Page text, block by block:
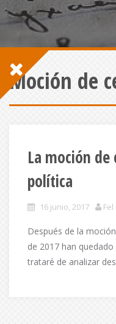
Moción de
La moción de
política
16 junio, 2017
Después de la
de 2017 han
trataré de analizar